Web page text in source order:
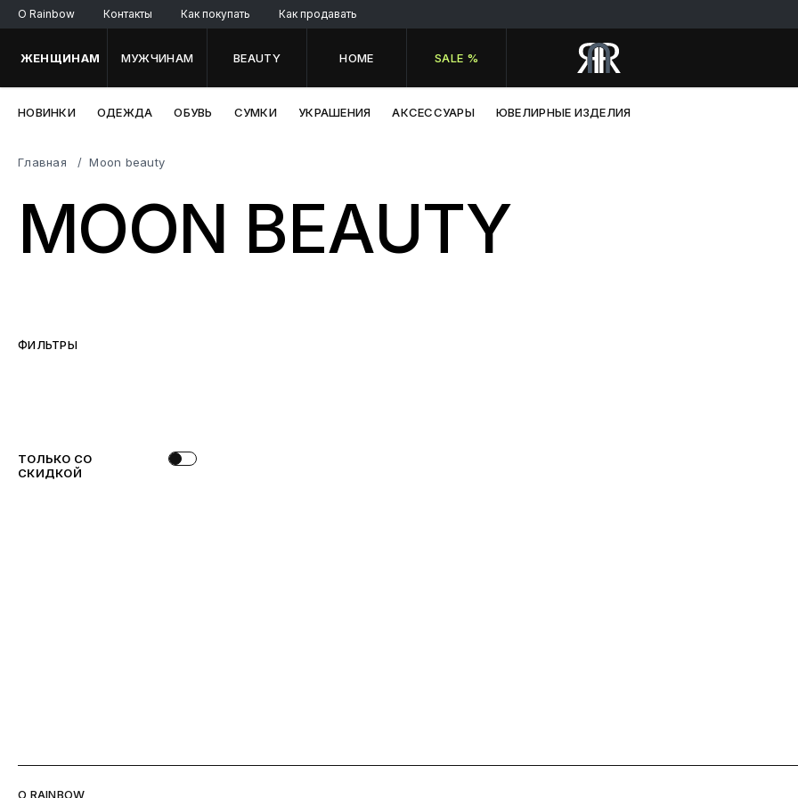
O Rainbow Контакты Как покупать Как продавать
ЖЕНЩИНАМ МУЖЧИНАМ BEAUTY HOME SALE %
НОВИНКИ ОДЕЖДА ОБУВЬ СУМКИ УКРАШЕНИЯ АКСЕССУАРЫ ЮВЕЛИРНЫЕ ИЗДЕЛИЯ
Главная Moon beauty
MOON BEAUTY
ФИЛЬТРЫ
ТОЛЬКО СО
СКИДКОЙ
O RAINBOW